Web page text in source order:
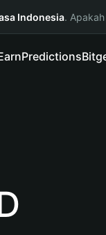
Indonesia.
Predictions